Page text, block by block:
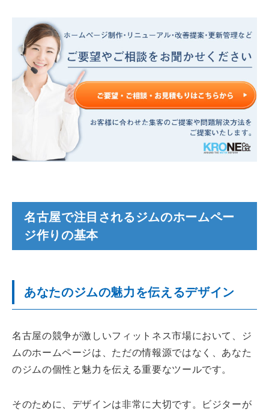
名古屋で注目されるジムのホームペー
ジ作りの基本
あなたのジムの魅力を伝えるデザイン
名古屋の競争が激しいフィットネス市場において、ジ
ムのホームページは、ただの情報源ではなく、あなた
のジムの個性と魅力を伝える重要なツールです。
そのために、デザインは非常に大切です。ビジターが